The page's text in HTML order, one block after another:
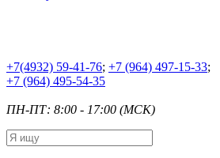
+7(4932) 59-41-76; +7 (964) 497-15-33;
+7 (964) 495-54-35
ПН-ПТ: 8:00 - 17:00 (МСК)